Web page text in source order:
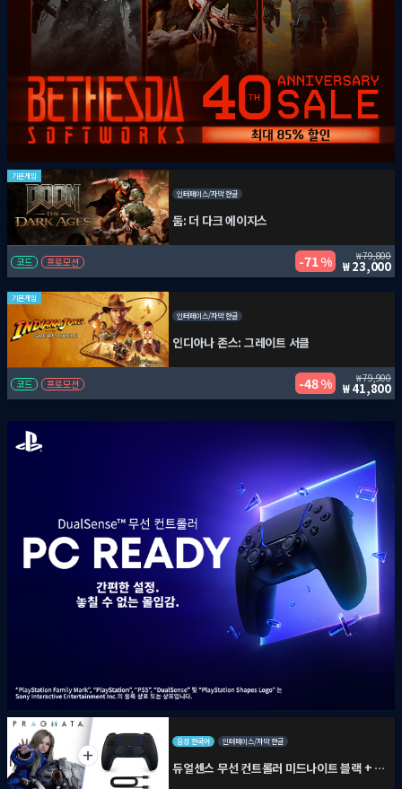
기본게임
인터페이스/자막 한글
둠: 더 다크 에이지스
코드 프로모션 71 % 79,800
23,000
기본게임
인터페이스/자막 한글
인디아나 존스: 그레이트 서클
코드 프로모션 48 % 79,900
41,800
음성 한국어 인터페이스/자막 한글
듀얼센스 무선 컨트롤러 미드나이트 블랙 + PC용 USB 케이블 + 프래그마타